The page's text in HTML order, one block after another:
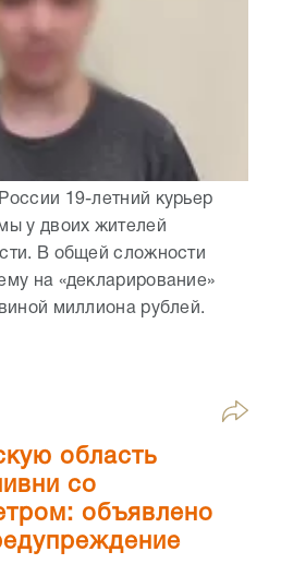
19-летний курьер
у двоих жителей
В общей сложности
на «декларирование»
миллиона рублей.
область
со
объявлено